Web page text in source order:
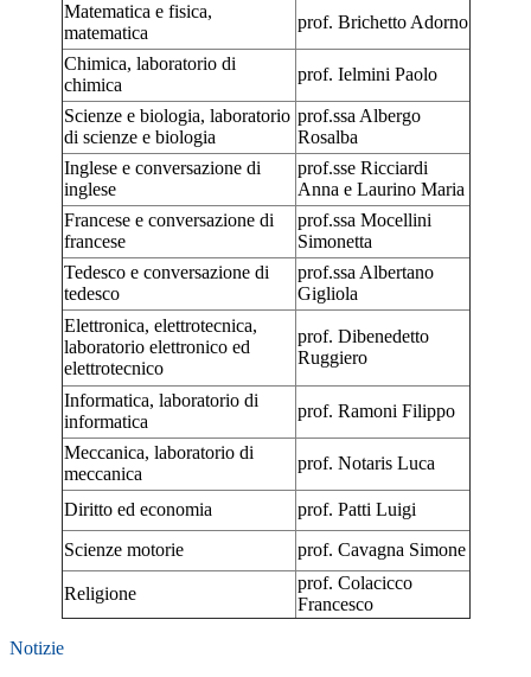
Matematica e fisica,
matematica
prof. Brichetto Adorno
Chimica, laboratorio di
chimica
prof. Ielmini Paolo
Scienze e biologia, laboratorio
di scienze e biologia
prof.ssa Albergo
Rosalba
Inglese e conversazione di
inglese
prof.sse Ricciardi
Anna e Laurino Maria
Francese e conversazione di
francese
prof.ssa Mocellini
Simonetta
Tedesco e conversazione di
tedesco
prof.ssa Albertano
Gigliola
Elettronica, elettrotecnica,
laboratorio elettronico ed
elettrotecnico
prof. Dibenedetto
Ruggiero
Informatica, laboratorio di
informatica
prof. Ramoni Filippo
Meccanica, laboratorio di
meccanica
prof. Notaris Luca
Diritto ed economia
prof. Patti Luigi
Scienze motorie
prof. Cavagna Simone
Religione
prof. Colacicco
Francesco
Notizie